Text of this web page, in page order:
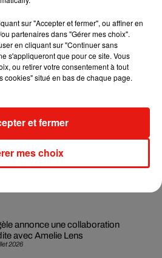
2026
Corps Malade emmène Styleto
road-trip dans son nouveau clip
« Petals »
2026
annonce une collaboration
avec Amelie Lens
sur "Accepter et fermer", ou affiner en
partenaires dans "Gérer mes choix".
en cliquant sur "Continuer sans
s'appliqueront que pour ce site. Vous
ou retirer votre consentement à tout
cookies" situé en bas de chaque page.
mes choix
et fermer